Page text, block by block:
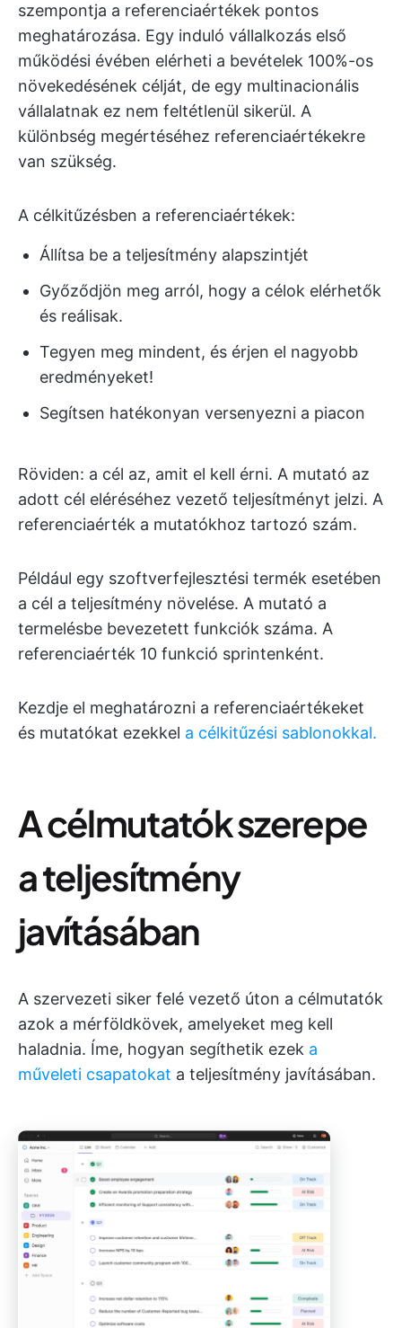
szempontja a referenciaértékek pontos
meghatározása. Egy induló vállalkozás első
működési évében elérheti a bevételek 100%-os
növekedésének célját, de egy multinacionális
vállalatnak ez nem feltétlenül sikerül. A
különbség megértéséhez referenciaértékekre
van szükség.
A célkitűzésben a referenciaértékek:
Állítsa be a teljesítmény alapszintjét
Győződjön meg arról, hogy a célok elérhetők
és reálisak.
Tegyen meg mindent, és érjen el nagyobb
eredményeket!
Segítsen hatékonyan versenyezni a piacon
Röviden: a cél az, amit el kell érni. A mutató az
adott cél eléréséhez vezető teljesítményt jelzi. A
referenciaérték a mutatókhoz tartozó szám.
Például egy szoftverfejlesztési termék esetében
a cél a teljesítmény növelése. A mutató a
termelésbe bevezetett funkciók száma. A
referenciaérték 10 funkció sprintenként.
Kezdje el meghatározni a referenciaértékeket
és mutatókat ezekkel a célkitűzési sablonokkal.
A célmutatók szerepe
a teljesítmény
javításában
A szervezeti siker felé vezető úton a célmutatók
azok a mérföldkövek, amelyeket meg kell
haladnia. Íme, hogyan segíthetik ezek a
műveleti csapatokat a teljesítmény javításában.